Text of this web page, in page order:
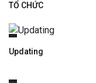
TỔ CHỨC
Updating